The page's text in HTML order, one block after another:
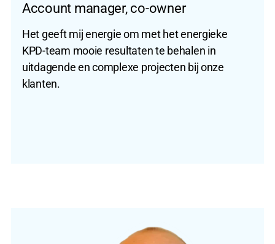
Account manager, co-owner
Het geeft mij energie om met het energieke
KPD-team mooie resultaten te behalen in
uitdagende en complexe projecten bij onze
klanten.